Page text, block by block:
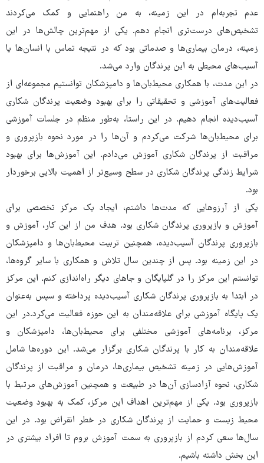
عدم تجربه‌ام در این زمینه، به من راهنمایی‌ و کمک می‌کردند
تشخیص‌های درست‌تری انجام دهم. یکی از مهم‌ترین چالش‌ها در این
زمینه، درمان بیماری‌ها و صدماتی بود که در نتیجه تماس با انسان‌ها یا
آسیب‌های محیطی به این پرندگان وارد می‌شد.
در این مدت، با همکاری محیط‌بان‌ها و دامپزشکان توانستیم مجموعه‌ای از
فعالیت‌های آموزشی و تحقیقاتی را برای بهبود وضعیت پرندگان شکاری
آسیب‌دیده انجام دهیم. در این راستا، به‌طور منظم در جلسات آموزشی
برای محیط‌بان‌ها شرکت می‌کردم و آن‌ها را در مورد نحوه بازپروری و
مراقبت از پرندگان شکاری آموزش می‌دادم. این آموزش‌ها برای بهبود
شرایط زندگی پرندگان شکاری در سطح وسیع‌تر از اهمیت بالایی برخوردار
بود.
یکی از آرزوهایی که مدت‌ها داشتم، ایجاد یک مرکز تخصصی برای
آموزش و بازپروری پرندگان شکاری بود. هدف من از این کار، آموزش و
بازپروری پرندگان آسیب‌دیده، همچنین تربیت محیط‌بان‌ها و دامپزشکان
در این زمینه بود. پس از چندین سال تلاش و همکاری با سایر گروه‌ها،
توانستم این مرکز را در گلپایگان و جاهای دیگر راه‌اندازی کنم. این مرکز
در ابتدا به بازپروری پرندگان شکاری آسیب‌دیده پرداخته و سپس به‌عنوان
یک پایگاه آموزشی برای علاقه‌مندان به این حوزه فعالیت می‌کرد.در این
مرکز، برنامه‌های آموزشی مختلفی برای محیط‌بان‌ها، دامپزشکان و
علاقه‌مندان به کار با پرندگان شکاری برگزار می‌شد. این دوره‌ها شامل
آموزش‌هایی در زمینه تشخیص بیماری‌ها، درمان و مراقبت از پرندگان
شکاری، نحوه آزادسازی آن‌ها در طبیعت و همچنین آموزش‌های مرتبط با
بازپروری بود. یکی از مهم‌ترین اهداف این مرکز، کمک به بهبود وضعیت
محیط زیست و حمایت از پرندگان شکاری در خطر انقراض بود. در این
سال‌ها سعی کردم از بازپروری به سمت آموزش بروم تا افراد بیشتری در
این بخش داشته باشیم.